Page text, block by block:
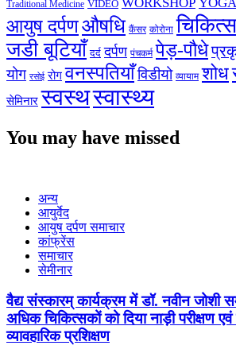
Traditional Medicine VIDEO WORKSHOP YOGA
आयुष दर्पणऔषधि कैंसर कोरोना
जडी बूटियाँ दर्द दर्पण पंचकर्म पेड़-पौधे
योग रसोई रोग वनस्पतियाँविडीयो व्यायाम शोध
सेमिनार स्वस्थस्वास्थ्य
You may have missed
अन्य
आयुर्वेद
आयुष दर्पण समाचार
कांफ्रेंस
समाचार
सेमीनार
वैद्य संस्कारम् कार्यक्रम में डॉ. नवीन जोशी
अधिक चिकित्सकों को दिया नाड़ी परीक्षण एवं
व्यावहारिक प्रशिक्षण